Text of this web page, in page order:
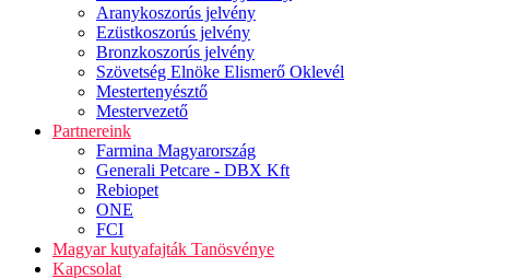
Aranykoszorús jelvény
Ezüstkoszorús jelvény
Bronzkoszorús jelvény
Szövetség Elnöke Elismerő Oklevél
Mestertenyésztő
Mestervezető
Partnereink
Farmina Magyarország
Generali Petcare - DBX Kft
Rebiopet
ONE
FCI
Magyar kutyafajták Tanösvénye
Kapcsolat